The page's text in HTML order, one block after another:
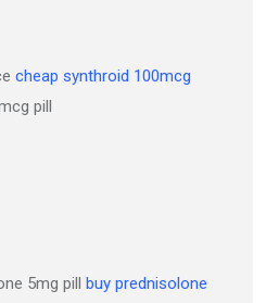
cheap synthroid 100mcg
pill
5mg pill buy prednisolone